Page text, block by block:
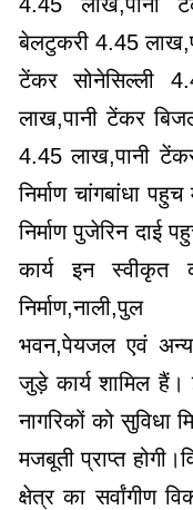
बेलटुकरी 4.45
टेंकर सोनेसिल्ली
लाख,पानी टेंकर
4.45 लाख,पानी
निर्माण चांगबांधा
निर्माण पुजेरिन दाई
कार्य इन स्वीकृत
निर्माण,नाली,पुल
भवन,पेयजल एवं
जुड़े कार्य शामिल
नागरिकों को सुविधा
मजबूती प्राप्त
क्षेत्र का सर्वांगीण